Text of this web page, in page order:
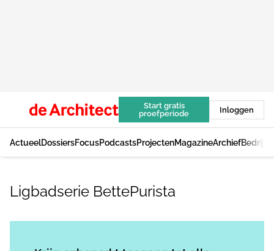
Start gratis
proefperiode
Inloggen
ActueelDossiersFocusPodcastsProjectenMagazineArchief
Ligbadserie BettePurista